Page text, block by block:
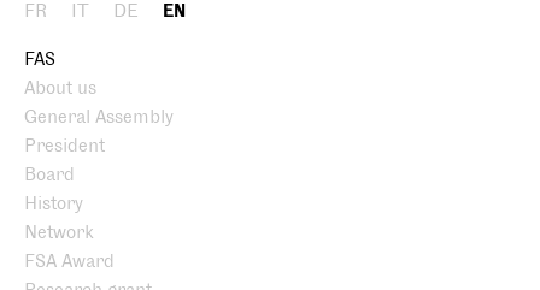
FR IT DE EN
FAS
About us
General Assembly
President
Board
History
Network
FSA Award